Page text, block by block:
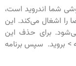
شما اندروید است،
را اشغال می‌کند. این
برای حذف این
> بروید. سپس برنامه